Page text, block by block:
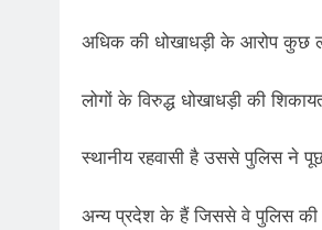
अधिक की धोखाधड़ी के आरोप कुछ
लोगों के विरुद्ध धोखाधड़ी की
स्थानीय रहवासी है उससे पुलिस ने
अन्य प्रदेश के हैं जिससे वे पुलिस